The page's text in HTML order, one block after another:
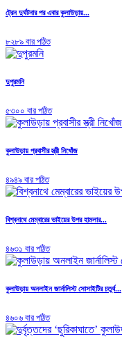
ট্রেন দুর্ঘটনার পর এবার কুলাউড়ায়...
৮২৮৯ বার পঠিত
দুপুরমনি
৫৩০০ বার পঠিত
কুলাউড়ায় প্রবাসীর স্ত্রী নিখোঁজ
৪৯৪৯ বার পঠিত
বিশ্বনাথে মেম্বারের ভাইয়ের উপর হামলার...
৪৬৩১ বার পঠিত
কুলাউড়ায় অনলাইন জার্নালিস্ট সোসাইটির চতুর্থ...
৪৬০৬ বার পঠিত